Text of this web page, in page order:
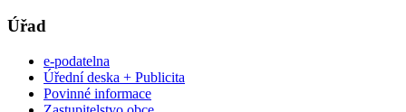
Úřad
e-podatelna
Úřední deska + Publicita
Povinné informace